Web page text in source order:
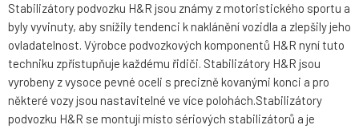
Stabilizátory podvozku H&R jsou známy z motoristického sportu a
byly vyvinuty, aby snížily tendenci k naklánění vozidla a zlepšily jeho
ovladatelnost. Výrobce podvozkových komponentů H&R nyní tuto
techniku zpřístupňuje každému řidiči. Stabilizátory H&R jsou
vyrobeny z vysoce pevné oceli s precizně kovanými konci a pro
některé vozy jsou nastavitelné ve více polohách.Stabilizátory
podvozku H&R se montují místo sériových stabilizátorů a je